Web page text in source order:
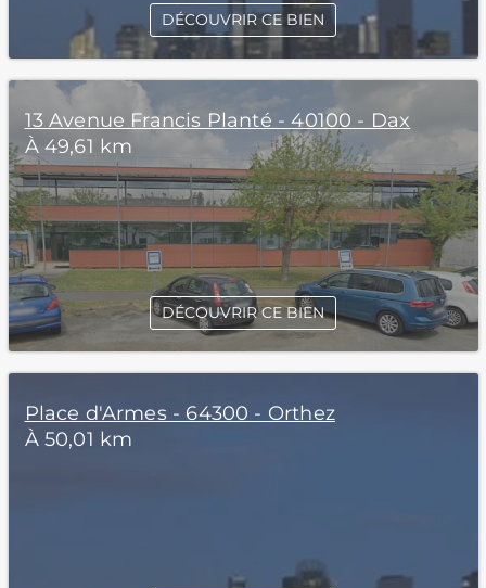
DÉCOUVRIR CE BIEN
13 Avenue Francis Planté - 40100 - Dax
À 49,61 km
DÉCOUVRIR CE BIEN
Place d'Armes - 64300 - Orthez
À 50,01 km